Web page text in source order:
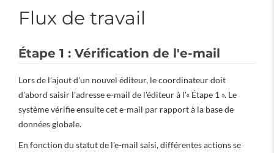
Flux de travail
Étape 1 : Vérification de l'e-mail
Lors de l'ajout d'un nouvel éditeur, le coordinateur doit
d'abord saisir l'adresse e-mail de l'éditeur à l'« Étape 1 ». Le
système vérifie ensuite cet e-mail par rapport à la base de
données globale.
En fonction du statut de l'e-mail saisi, différentes actions se